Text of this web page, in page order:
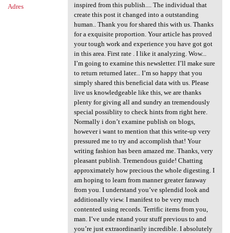
Adres
inspired from this publish.... The individual that
create this post it changed into a outstanding
human.. Thank you for shared this with us. Thanks
for a exquisite proportion. Your article has proved
your tough work and experience you have got got
in this area. First rate . I like it analyzing. Wow...
I’m going to examine this newsletter. I’ll make sure
to return returned later... I’m so happy that you
simply shared this beneficial data with us. Please
live us knowledgeable like this, we are thanks
plenty for giving all and sundry an tremendously
special possiblity to check hints from right here.
Normally i don’t examine publish on blogs,
however i want to mention that this write-up very
pressured me to try and accomplish that! Your
writing fashion has been amazed me. Thanks, very
pleasant publish. Tremendous guide! Chatting
approximately how precious the whole digesting. I
am hoping to learn from manner greater faraway
from you. I understand you’ve splendid look and
additionally view. I manifest to be very much
contented using records. Terrific items from you,
man. I’ve unde rstand your stuff previous to and
you’re just extraordinarily incredible. I absolutely